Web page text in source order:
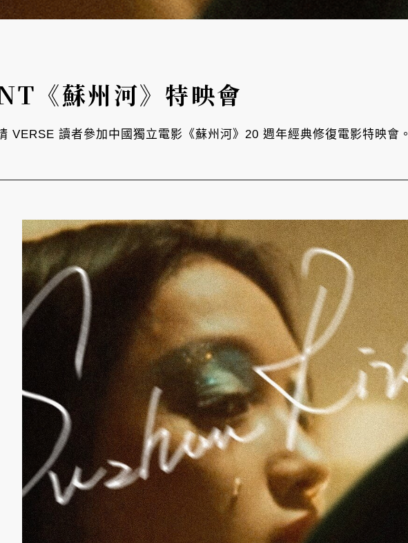
《蘇州河》特映會
VERSE 讀者參加中國獨立電影《蘇州河》20 週年經典修復電影特映會。